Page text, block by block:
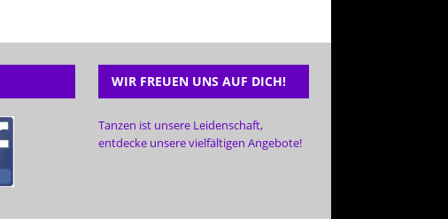
WIR FREUEN UNS AUF DICH!
Tanzen ist unsere Leidenschaft,
entdecke unsere vielfältigen Angebote!